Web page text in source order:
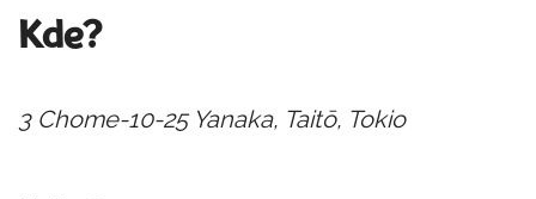
Kde?
3 Chome-10-25 Yanaka, Taitō, Tokio